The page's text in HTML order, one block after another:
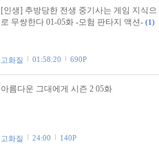
[인생] 추방당한 전생 중기사는 게임 지식으
로 무쌍한다 01-05화 -모험 판타지 액션- (1)
고화질 01:58:20 690P
아름다운 그대에게 시즌 2 05화
고화질 24:00 140P